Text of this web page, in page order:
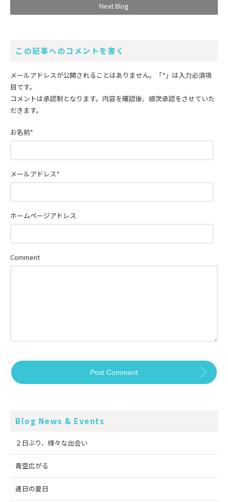
Next Blog
この記事へのコメントを書く
メールアドレスが公開されることはありません。 「*」 は入力必須項
目です。
コメントは承認制となります。内容を確認後、順次承認をさせていた
だきます。
Comment
お名前*
メールアドレス*
ホームページアドレス
Blog News & Events
２日ぶり、様々な出会い
青空広がる
連日の夏日